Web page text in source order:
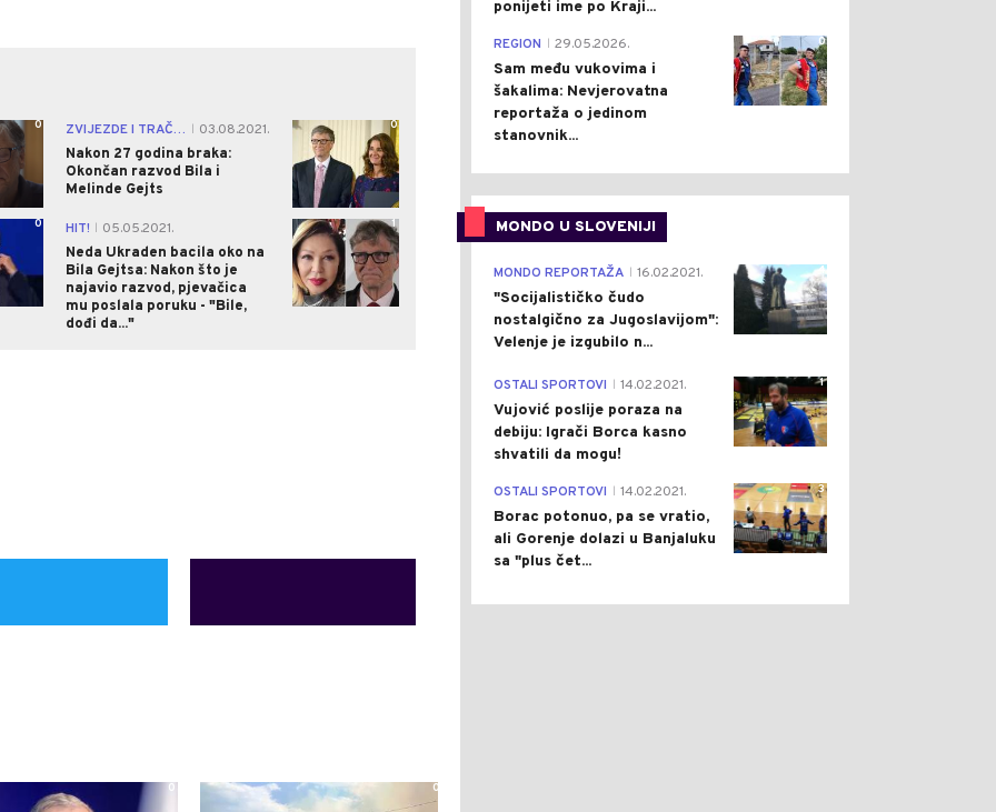
0 ZVIJEZDE I TRAČEVI
03.08.2021.
Nakon 27 godina braka:
Okončan razvod Bila i
Melinde Gejts
0
0 HIT!
05.05.2021.
Neda Ukraden bacila oko na
Bila Gejtsa: Nakon što je
najavio razvod, pjevačica
mu poslala poruku - "Bile,
dođi da..."
1
0 0
ponijeti ime po Kraji...
0
REGION 29.05.2026.
Sam među vukovima i
šakalima: Nevjerovatna
reportaža o jedinom
stanovnik...
MONDO U SLOVENIJI
4
MONDO REPORTAŽA 16.02.2021.
"Socijalističko čudo
nostalgično za Jugoslavijom":
Velenje je izgubilo n...
1
OSTALI SPORTOVI 14.02.2021.
Vujović poslije poraza na
debiju: Igrači Borca kasno
shvatili da mogu!
3
OSTALI SPORTOVI 14.02.2021.
Borac potonuo, pa se vratio,
ali Gorenje dolazi u Banjaluku
sa "plus čet...